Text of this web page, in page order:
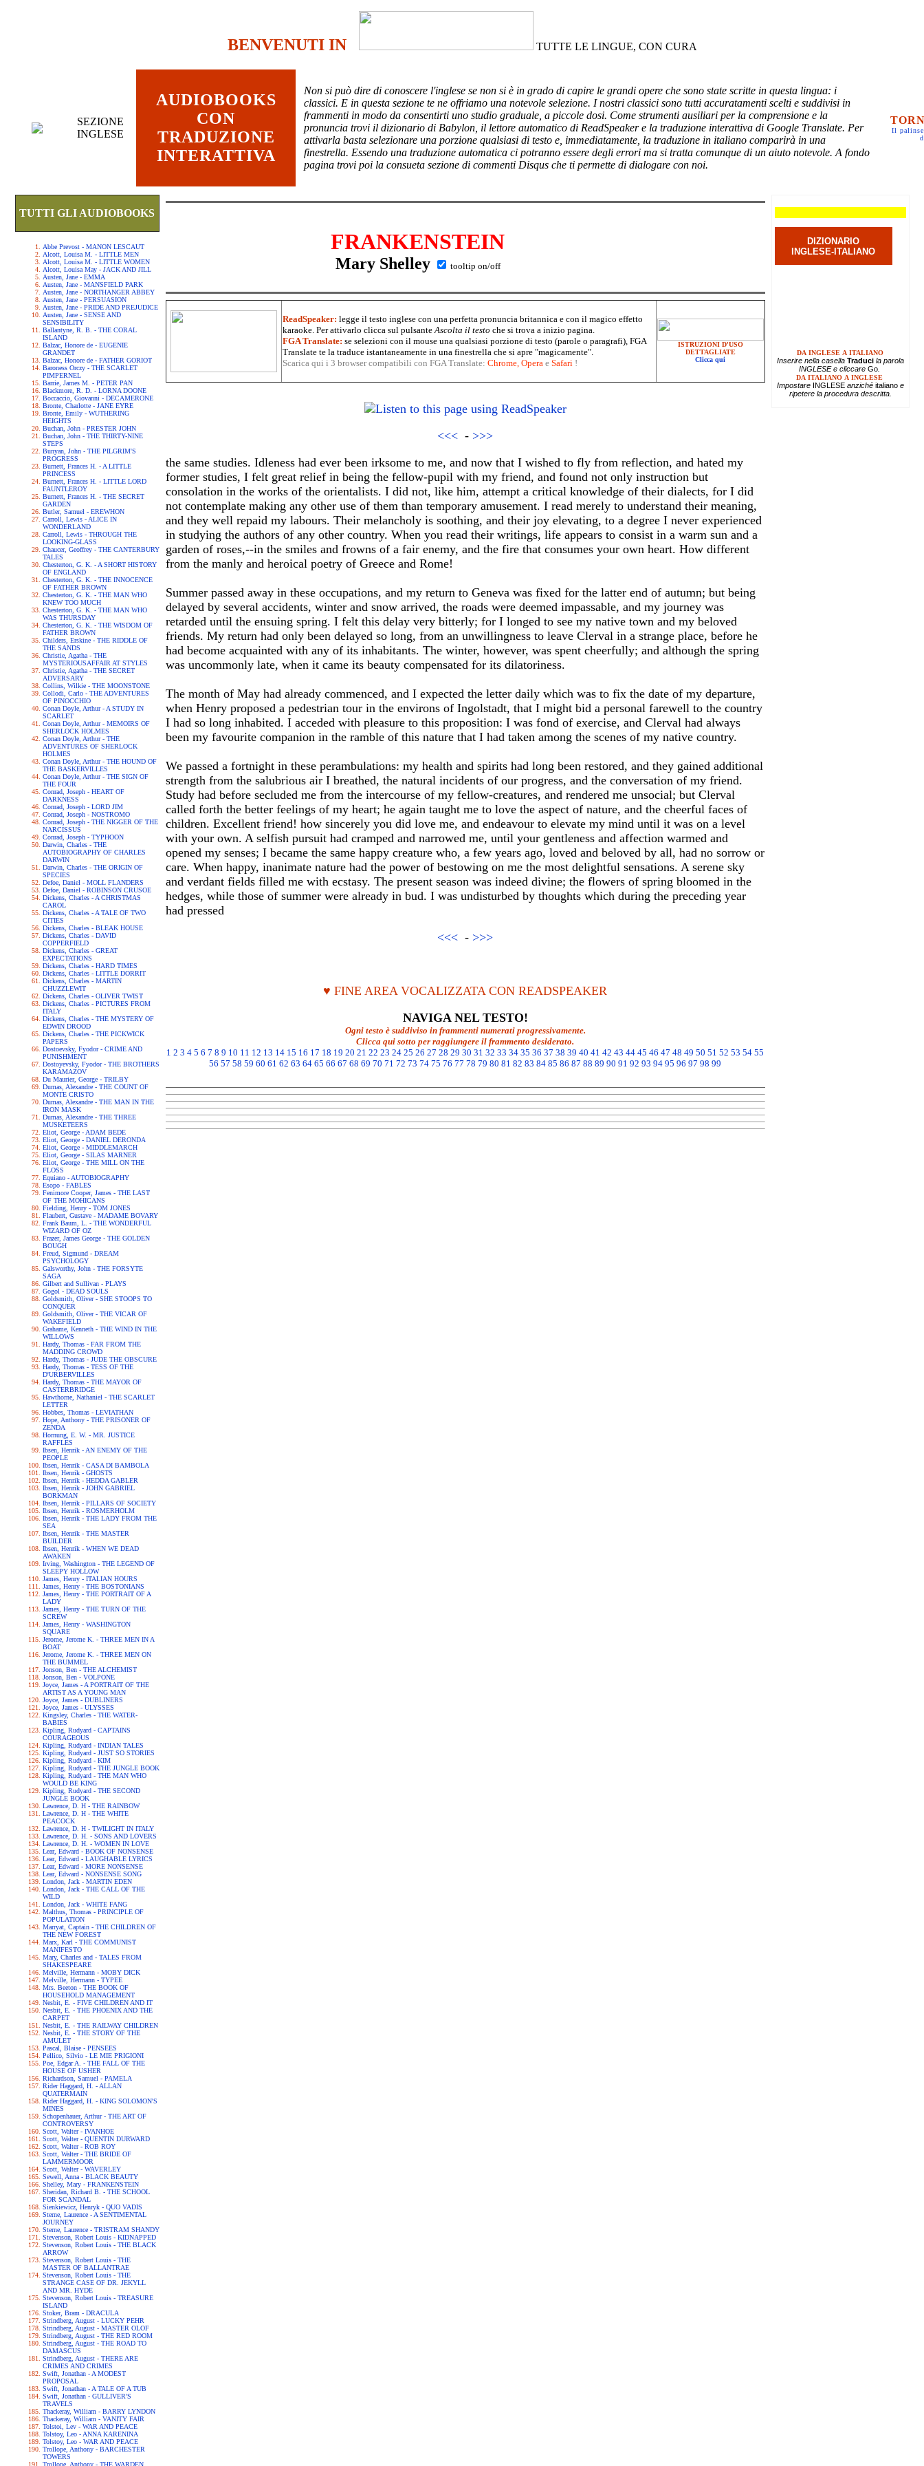
BENVENUTI IN TUTTE LE LINGUE, CON CURA
SEZIONE
INGLESE
AUDIOBOOKS
CON
TRADUZIONE
INTERATTIVA
Non si può dire di conoscere l'inglese se non si è in grado di capire le grandi opere che sono state scritte in questa lingua: i
classici. E in questa sezione te ne offriamo una notevole selezione. I nostri classici sono tutti accuratamenti scelti e suddivisi in
frammenti in modo da consentirti uno studio graduale, a piccole dosi. Come strumenti ausiliari per la comprensione e la
pronuncia trovi il dizionario di Babylon, il lettore automatico di ReadSpeaker e la traduzione interattiva di Google Translate. Per
attivarla basta selezionare una porzione qualsiasi di testo e, immediatamente, la traduzione in italiano comparirà in una
finestrella. Essendo una traduzione automatica ci potranno essere degli errori ma si tratta comunque di un aiuto notevole. A fondo
pagina trovi poi la consueta sezione di commenti Disqus che ti permette di dialogare con noi.
Il
TUTTI GLI AUDIOBOOKS
Abbe Prevost - MANON LESCAUT
Alcott, Louisa M. - LITTLE MEN
Alcott, Louisa M. - LITTLE WOMEN
Alcott, Louisa May - JACK AND JILL
Austen, Jane - EMMA
Austen, Jane - MANSFIELD PARK
Austen, Jane - NORTHANGER ABBEY
Austen, Jane - PERSUASION
Austen, Jane - PRIDE AND PREJUDICE
Austen, Jane - SENSE AND
SENSIBILITY
Ballantyne, R. B. - THE CORAL
ISLAND
Balzac, Honore de - EUGENIE
GRANDET
Balzac, Honore de - FATHER GORIOT
Baroness Orczy - THE SCARLET
PIMPERNEL
Barrie, James M. - PETER PAN
Blackmore, R. D. - LORNA DOONE
Boccaccio, Giovanni - DECAMERONE
Bronte, Charlotte - JANE EYRE
Bronte, Emily - WUTHERING
HEIGHTS
Buchan, John - PRESTER JOHN
Buchan, John - THE THIRTY-NINE
STEPS
Bunyan, John - THE PILGRIM'S
PROGRESS
Burnett, Frances H. - A LITTLE
PRINCESS
Burnett, Frances H. - LITTLE LORD
FAUNTLEROY
Burnett, Frances H. - THE SECRET
GARDEN
Butler, Samuel - EREWHON
Carroll, Lewis - ALICE IN
WONDERLAND
Carroll, Lewis - THROUGH THE
LOOKING-GLASS
Chaucer, Geoffrey - THE CANTERBURY
TALES
Chesterton, G. K. - A SHORT HISTORY
OF ENGLAND
Chesterton, G. K. - THE INNOCENCE
OF FATHER BROWN
Chesterton, G. K. - THE MAN WHO
KNEW TOO MUCH
Chesterton, G. K. - THE MAN WHO
WAS THURSDAY
Chesterton, G. K. - THE WISDOM OF
FATHER BROWN
Childers, Erskine - THE RIDDLE OF
THE SANDS
Christie, Agatha - THE
MYSTERIOUSAFFAIR AT STYLES
Christie, Agatha - THE SECRET
ADVERSARY
Collins, Wilkie - THE MOONSTONE
Collodi, Carlo - THE ADVENTURES
OF PINOCCHIO
Conan Doyle, Arthur - A STUDY IN
SCARLET
Conan Doyle, Arthur - MEMOIRS OF
SHERLOCK HOLMES
Conan Doyle, Arthur - THE
ADVENTURES OF SHERLOCK
HOLMES
Conan Doyle, Arthur - THE HOUND OF
THE BASKERVILLES
Conan Doyle, Arthur - THE SIGN OF
THE FOUR
Conrad, Joseph - HEART OF
DARKNESS
Conrad, Joseph - LORD JIM
Conrad, Joseph - NOSTROMO
Conrad, Joseph - THE NIGGER OF THE
NARCISSUS
Conrad, Joseph - TYPHOON
Darwin, Charles - THE
AUTOBIOGRAPHY OF CHARLES
DARWIN
Darwin, Charles - THE ORIGIN OF
SPECIES
Defoe, Daniel - MOLL FLANDERS
Defoe, Daniel - ROBINSON CRUSOE
Dickens, Charles - A CHRISTMAS
CAROL
Dickens, Charles - A TALE OF TWO
CITIES
Dickens, Charles - BLEAK HOUSE
Dickens, Charles - DAVID
COPPERFIELD
Dickens, Charles - GREAT
EXPECTATIONS
Dickens, Charles - HARD TIMES
Dickens, Charles - LITTLE DORRIT
Dickens, Charles - MARTIN
CHUZZLEWIT
Dickens, Charles - OLIVER TWIST
Dickens, Charles - PICTURES FROM
ITALY
Dickens, Charles - THE MYSTERY OF
EDWIN DROOD
Dickens, Charles - THE PICKWICK
PAPERS
Dostoevsky, Fyodor - CRIME AND
PUNISHMENT
Dostoyevsky, Fyodor - THE BROTHERS
KARAMAZOV
Du Maurier, George - TRILBY
Dumas, Alexandre - THE COUNT OF
MONTE CRISTO
Dumas, Alexandre - THE MAN IN THE
IRON MASK
Dumas, Alexandre - THE THREE
MUSKETEERS
Eliot, George - ADAM BEDE
Eliot, George - DANIEL DERONDA
Eliot, George - MIDDLEMARCH
Eliot, George - SILAS MARNER
Eliot, George - THE MILL ON THE
FLOSS
Equiano - AUTOBIOGRAPHY
Esopo - FABLES
Fenimore Cooper, James - THE LAST
OF THE MOHICANS
Fielding, Henry - TOM JONES
Flaubert, Gustave - MADAME BOVARY
Frank Baum, L. - THE WONDERFUL
WIZARD OF OZ
Frazer, James George - THE GOLDEN
BOUGH
Freud, Sigmund - DREAM
PSYCHOLOGY
Galsworthy, John - THE FORSYTE
SAGA
Gilbert and Sullivan - PLAYS
Gogol - DEAD SOULS
Goldsmith, Oliver - SHE STOOPS TO
CONQUER
Goldsmith, Oliver - THE VICAR OF
WAKEFIELD
Grahame, Kenneth - THE WIND IN THE
WILLOWS
Hardy, Thomas - FAR FROM THE
MADDING CROWD
Hardy, Thomas - JUDE THE OBSCURE
Hardy, Thomas - TESS OF THE
D'URBERVILLES
Hardy, Thomas - THE MAYOR OF
CASTERBRIDGE
Hawthorne, Nathaniel - THE SCARLET
LETTER
Hobbes, Thomas - LEVIATHAN
Hope, Anthony - THE PRISONER OF
ZENDA
Hornung, E. W. - MR. JUSTICE
RAFFLES
Ibsen, Henrik - AN ENEMY OF THE
PEOPLE
Ibsen, Henrik - CASA DI BAMBOLA
Ibsen, Henrik - GHOSTS
Ibsen, Henrik - HEDDA GABLER
Ibsen, Henrik - JOHN GABRIEL
BORKMAN
Ibsen, Henrik - PILLARS OF SOCIETY
Ibsen, Henrik - ROSMERHOLM
Ibsen, Henrik - THE LADY FROM THE
SEA
Ibsen, Henrik - THE MASTER
BUILDER
Ibsen, Henrik - WHEN WE DEAD
AWAKEN
Irving, Washington - THE LEGEND OF
SLEEPY HOLLOW
James, Henry - ITALIAN HOURS
James, Henry - THE BOSTONIANS
James, Henry - THE PORTRAIT OF A
LADY
James, Henry - THE TURN OF THE
SCREW
James, Henry - WASHINGTON
SQUARE
Jerome, Jerome K. - THREE MEN IN A
BOAT
Jerome, Jerome K. - THREE MEN ON
THE BUMMEL
Jonson, Ben - THE ALCHEMIST
Jonson, Ben - VOLPONE
Joyce, James - A PORTRAIT OF THE
ARTIST AS A YOUNG MAN
Joyce, James - DUBLINERS
Joyce, James - ULYSSES
Kingsley, Charles - THE WATER-
BABIES
Kipling, Rudyard - CAPTAINS
COURAGEOUS
Kipling, Rudyard - INDIAN TALES
Kipling, Rudyard - JUST SO STORIES
Kipling, Rudyard - KIM
Kipling, Rudyard - THE JUNGLE BOOK
Kipling, Rudyard - THE MAN WHO
WOULD BE KING
Kipling, Rudyard - THE SECOND
JUNGLE BOOK
Lawrence, D. H - THE RAINBOW
Lawrence, D. H - THE WHITE
PEACOCK
Lawrence, D. H - TWILIGHT IN ITALY
Lawrence, D. H. - SONS AND LOVERS
Lawrence, D. H. - WOMEN IN LOVE
Lear, Edward - BOOK OF NONSENSE
Lear, Edward - LAUGHABLE LYRICS
Lear, Edward - MORE NONSENSE
Lear, Edward - NONSENSE SONG
London, Jack - MARTIN EDEN
London, Jack - THE CALL OF THE
WILD
London, Jack - WHITE FANG
Malthus, Thomas - PRINCIPLE OF
POPULATION
Marryat, Captain - THE CHILDREN OF
THE NEW FOREST
Marx, Karl - THE COMMUNIST
MANIFESTO
Mary, Charles and - TALES FROM
SHAKESPEARE
Melville, Hermann - MOBY DICK
Melville, Hermann - TYPEE
Mrs. Beeton - THE BOOK OF
HOUSEHOLD MANAGEMENT
Nesbit, E. - FIVE CHILDREN AND IT
Nesbit, E. - THE PHOENIX AND THE
CARPET
Nesbit, E. - THE RAILWAY CHILDREN
Nesbit, E. - THE STORY OF THE
AMULET
Pascal, Blaise - PENSEES
Pellico, Silvio - LE MIE PRIGIONI
Poe, Edgar A. - THE FALL OF THE
HOUSE OF USHER
Richardson, Samuel - PAMELA
Rider Haggard, H. - ALLAN
QUATERMAIN
Rider Haggard, H. - KING SOLOMON'S
MINES
Schopenhauer, Arthur - THE ART OF
CONTROVERSY
Scott, Walter - IVANHOE
Scott, Walter - QUENTIN DURWARD
Scott, Walter - ROB ROY
Scott, Walter - THE BRIDE OF
LAMMERMOOR
Scott, Walter - WAVERLEY
Sewell, Anna - BLACK BEAUTY
Shelley, Mary - FRANKENSTEIN
Sheridan, Richard B. - THE SCHOOL
FOR SCANDAL
Sienkiewicz, Henryk - QUO VADIS
Sterne, Laurence - A SENTIMENTAL
JOURNEY
Sterne, Laurence - TRISTRAM SHANDY
Stevenson, Robert Louis - KIDNAPPED
Stevenson, Robert Louis - THE BLACK
ARROW
Stevenson, Robert Louis - THE
MASTER OF BALLANTRAE
Stevenson, Robert Louis - THE
STRANGE CASE OF DR. JEKYLL
AND MR. HYDE
Stevenson, Robert Louis - TREASURE
ISLAND
Stoker, Bram - DRACULA
Strindberg, August - LUCKY PEHR
Strindberg, August - MASTER OLOF
Strindberg, August - THE RED ROOM
Strindberg, August - THE ROAD TO
DAMASCUS
Strindberg, August - THERE ARE
CRIMES AND CRIMES
Swift, Jonathan - A MODEST
PROPOSAL
Swift, Jonathan - A TALE OF A TUB
Swift, Jonathan - GULLIVER'S
TRAVELS
Thackeray, William - BARRY LYNDON
Thackeray, William - VANITY FAIR
Tolstoi, Lev - WAR AND PEACE
Tolstoy, Leo - ANNA KARENINA
Tolstoy, Leo - WAR AND PEACE
Trollope, Anthony - BARCHESTER
TOWERS
Trollope, Anthony - THE WARDEN
FRANKENSTEIN
Mary Shelley tooltip on/off
ReadSpeaker: legge il testo inglese con una perfetta pronuncia britannica e con il magico effetto
karaoke. Per attivarlo clicca sul pulsanteAscolta il testo che si trova a inizio pagina.
FGA Translate: se selezioni con il mouse una qualsiasi porzione di testo (parole o paragrafi), FGA
Translate te la traduce istantaneamente in una finestrella che si apre "magicamente".
Scarica qui i 3 browser compatibili con FGA Translate: Chrome, Operae Safari !
ISTRUZIONI D'USO
DETTAGLIATE
Clicca qui
<<< - >>>
the same studies. Idleness had ever been irksome to me, and now that I wished to fly from reflection, and hated my
former studies, I felt great relief in being the fellow-pupil with my friend, and found not only instruction but
consolation in the works of the orientalists. I did not, like him, attempt a critical knowledge of their dialects, for I did
not contemplate making any other use of them than temporary amusement. I read merely to understand their meaning,
and they well repaid my labours. Their melancholy is soothing, and their joy elevating, to a degree I never experienced
in studying the authors of any other country. When you read their writings, life appears to consist in a warm sun and a
garden of roses,--in the smiles and frowns of a fair enemy, and the fire that consumes your own heart. How different
from the manly and heroical poetry of Greece and Rome!
Summer passed away in these occupations, and my return to Geneva was fixed for the latter end of autumn; but being
delayed by several accidents, winter and snow arrived, the roads were deemed impassable, and my journey was
retarded until the ensuing spring. I felt this delay very bitterly; for I longed to see my native town and my beloved
friends. My return had only been delayed so long, from an unwillingness to leave Clerval in a strange place, before he
had become acquainted with any of its inhabitants. The winter, however, was spent cheerfully; and although the spring
was uncommonly late, when it came its beauty compensated for its dilatoriness.
The month of May had already commenced, and I expected the letter daily which was to fix the date of my departure,
when Henry proposed a pedestrian tour in the environs of Ingolstadt, that I might bid a personal farewell to the country
I had so long inhabited. I acceded with pleasure to this proposition: I was fond of exercise, and Clerval had always
been my favourite companion in the ramble of this nature that I had taken among the scenes of my native country.
We passed a fortnight in these perambulations: my health and spirits had long been restored, and they gained additional
strength from the salubrious air I breathed, the natural incidents of our progress, and the conversation of my friend.
Study had before secluded me from the intercourse of my fellow-creatures, and rendered me unsocial; but Clerval
called forth the better feelings of my heart; he again taught me to love the aspect of nature, and the cheerful faces of
children. Excellent friend! how sincerely you did love me, and endeavour to elevate my mind until it was on a level
with your own. A selfish pursuit had cramped and narrowed me, until your gentleness and affection warmed and
opened my senses; I became the same happy creature who, a few years ago, loved and beloved by all, had no sorrow or
care. When happy, inanimate nature had the power of bestowing on me the most delightful sensations. A serene sky
and verdant fields filled me with ecstasy. The present season was indeed divine; the flowers of spring bloomed in the
hedges, while those of summer were already in bud. I was undisturbed by thoughts which during the preceding year
had pressed
<<< - >>>
♥ FINE AREA VOCALIZZATA CON READSPEAKER
NAVIGA NEL TESTO!
Ogni testo è suddiviso in frammenti numerati progressivamente.
Clicca qui sotto per raggiungere il frammento desiderato.
1 2 3 4 5 6 7 8 9 10 11 12 13 14 15 16 17 18 19 20 21 22 23 24 25 26 27 28 29 30 31 32 33 34 35 36 37 38 39 40 41 42 43 44 45 46 47 48 49 50 51 52 53 54 55
56 57 58 59 60 61 62 63 64 65 66 67 68 69 70 71 72 73 74 75 76 77 78 79 80 81 82 83 84 85 86 87 88 89 90 91 92 93 94 95 96 97 98 99
DIZIONARIO
INGLESE-ITALIANO
DA INGLESE A ITALIANO
Inserire nella casella Traducila parola
INGLESE e cliccare Go.
DA ITALIANO A INGLESE
Impostare INGLESEanziché italianoe
ripetere la procedura descritta.